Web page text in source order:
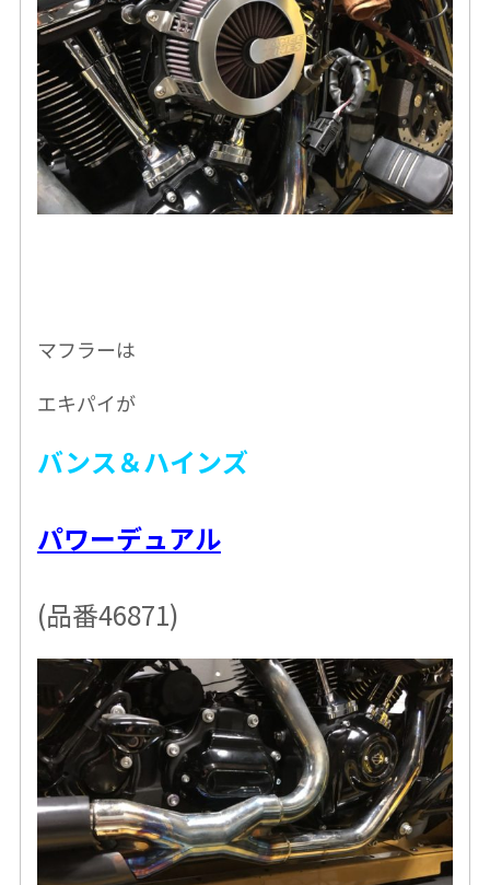
マフラーは
エキパイが
バンス＆ハインズ
パワーデュアル
(品番46871)